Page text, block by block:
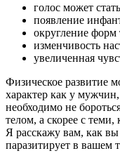
голос может
появление
округление форм
изменчивость
увеличенная
Физическое развитие
характер как у
необходимо не
телом, а скорее с
Я расскажу вам, как вы
паразитирует в вашем